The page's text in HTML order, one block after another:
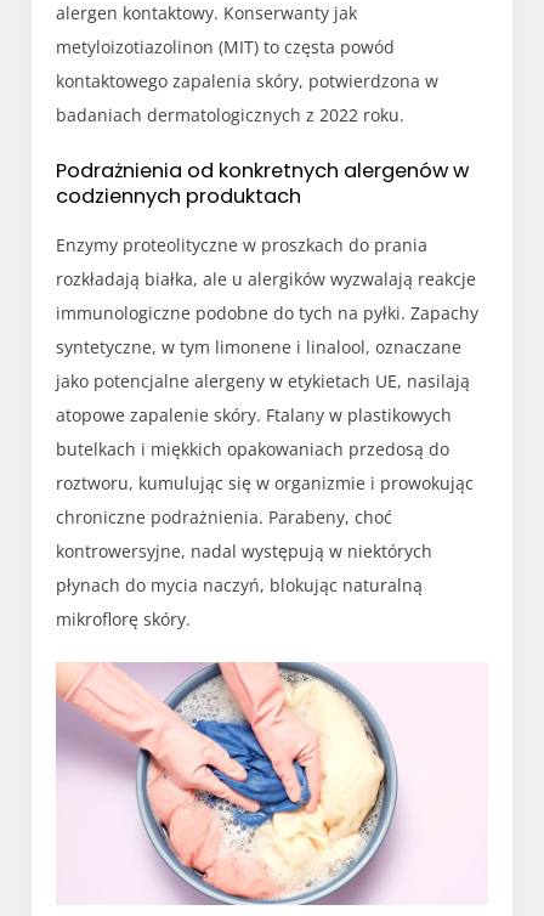
alergen kontaktowy. Konserwanty jak
metyloizotiazolinon (MIT) to częsta powód
kontaktowego zapalenia skóry, potwierdzona w
badaniach dermatologicznych z 2022 roku.
Podrażnienia od konkretnych alergenów w
codziennych produktach
Enzymy proteolityczne w proszkach do prania
rozkładają białka, ale u alergików wyzwalają reakcje
immunologiczne podobne do tych na pyłki. Zapachy
syntetyczne, w tym limonene i linalool, oznaczane
jako potencjalne alergeny w etykietach UE, nasilają
atopowe zapalenie skóry. Ftalany w plastikowych
butelkach i miękkich opakowaniach przedosą do
roztworu, kumulując się w organizmie i prowokując
chroniczne podrażnienia. Parabeny, choć
kontrowersyjne, nadal występują w niektórych
płynach do mycia naczyń, blokując naturalną
mikroflorę skóry.